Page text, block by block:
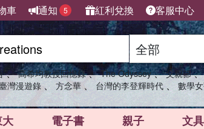
車 通知 5 紅利兌換 客服中心
、 高希均教授回憶錄 、 The Odyssey 、 父親節 、
灣漫遊錄 、 方念華 、 台灣的李登輝時代 、 數學
電子書 親子 文